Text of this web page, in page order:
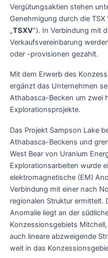
Vergütungsaktien stehen
Genehmigung durch die
„TSXV“). In Verbindung mit
Verkaufsvereinbarung
oder -provisionen gezahlt.
Mit dem Erwerb des
ergänzt das Unternehmen
Athabasca-Becken um zwei
Explorationsprojekte.
Das Projekt Sampson Lake
Athabasca-Beckens und
West Bear von Uranium
Explorationsarbeiten wurde
elektromagnetische (EM)
Verbindung mit einer nach
regionalen Struktur ermittelt.
Anomalie liegt an der
Konzessionsgebiets
auch lineare abzweigende
weit in das